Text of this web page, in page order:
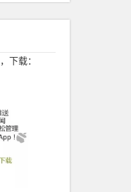
，下载：